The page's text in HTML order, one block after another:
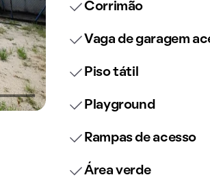
Corrimão
Vaga de garagem
Piso tátil
Playground
Rampas de acesso
Área verde